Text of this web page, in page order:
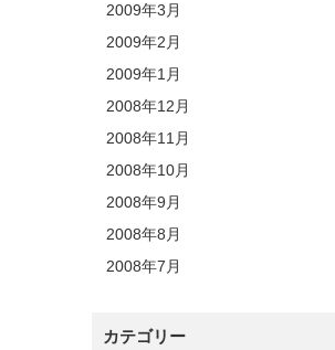
2009年3月
2009年2月
2009年1月
2008年12月
2008年11月
2008年10月
2008年9月
2008年8月
2008年7月
カテゴリー